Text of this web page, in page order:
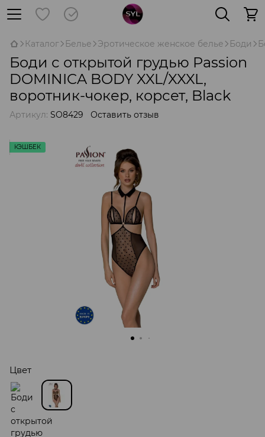
Каталог Белье Эротическое женское белье Боди
Боди с открытой грудью Passion
DOMINICA BODY XXL/XXXL,
воротник-чокер, корсет, Black
Артикул: SO8429 Оставить отзыв
КЭШБЕК
Цвет